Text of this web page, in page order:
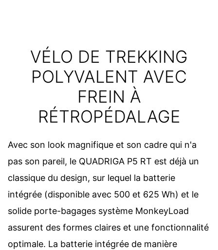
VÉLO DE TREKKING
POLYVALENT AVEC
FREIN À
RÉTROPÉDALAGE
Avec son look magnifique et son cadre qui n'a
pas son pareil, le QUADRIGA P5 RT est déjà un
classique du design, sur lequel la batterie
intégrée (disponible avec 500 et 625 Wh) et le
solide porte-bagages système MonkeyLoad
assurent des formes claires et une fonctionnalité
optimale. La batterie intégrée de manière